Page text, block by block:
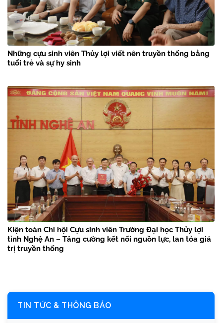
Những cựu sinh viên Thủy lợi viết nên truyền thống bằng
tuổi trẻ và sự hy sinh
Kiện toàn Chi hội Cựu sinh viên Trường Đại học Thủy lợi
tỉnh Nghệ An – Tăng cường kết nối nguồn lực, lan tỏa giá
trị truyền thống
TIN TỨC & THÔNG BÁO